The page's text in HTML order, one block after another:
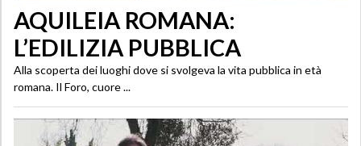
AQUILEIA ROMANA:
L’EDILIZIA PUBBLICA
Alla scoperta dei luoghi dove si svolgeva la vita pubblica in età
romana. Il Foro, cuore ...